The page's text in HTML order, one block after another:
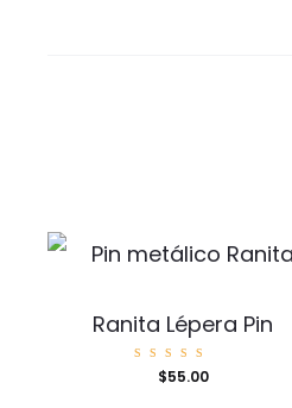
Ranita Lépera Pin
Valorad
o con
$55.00